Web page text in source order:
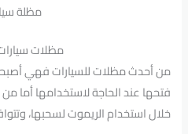
مظلة
مظلات
من أحدث مظلات للسيارات فهي أصبحت
فتحها عند الحاجة لاستخدامها
خلال استخدام الريموت لسحبها،